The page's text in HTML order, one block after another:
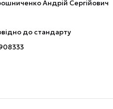
Андрій Сергійович
до стандарту